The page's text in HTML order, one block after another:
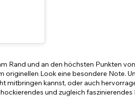
Rand und an den höchsten Punkten
originellen Look eine besondere Note.
mitbringen kannst, oder auch
und zugleich faszinierendes